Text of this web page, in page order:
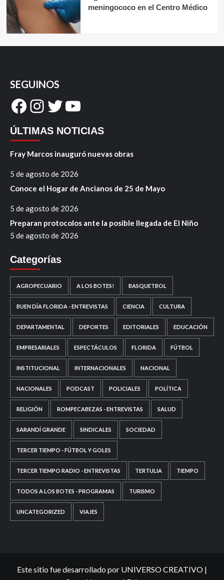
meningococo en el Centro Médico
SEGUINOS
Facebook
Instagram
Twitter
YouTube
ÚLTIMAS NOTICIAS
Fray Marcos inauguró nuevas obras
5 de agosto de 2026
Conoce el Hogar de Ancianos de 25 de Mayo
5 de agosto de 2026
Preparan protocolos ante la posible llegada de El Niño
5 de agosto de 2026
Categorías
AGROPECUARIO A LOS BOTES! BASQUETBOL
BUEN DÍA FLORIDA - ENTREVISTAS CIENCIA CULTURA
DEPARTAMENTAL DEPORTES EDITORIALES EDUCACIÓN
EMPRESARIALES ESPECTÁCULOS FLORIDA FÚTBOL
INSTITUCIONAL INTERNACIONALES NACIONAL
NACIONALES PODCAST POLICIALES POLÍTICA
RELIGIÓN ROMPECABEZAS - ENTREVISTAS SALUD
SARANDÍ GRANDE SINDICALES SOCIEDAD
TERCER TIEMPO - FÚTBOL Y GOLES
TERCER TIEMPO RADIO - ENTREVISTAS TERTULIA TIEMPO
TODOS A LOS BOTES - PROGRAMAS TURISMO
UNCATEGORIZED VIAJES
Este sitio fue desarrollado por UNIVERSO CREATIVO |